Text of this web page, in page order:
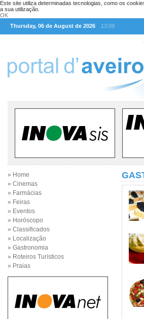
Este site utiliza determinadas tecnologias, como os
a sua utilização.
OK
Thursday, 06 de August de 2026
13:09
» Home
» Cinemas
» Farmácias
» Feiras
» Eventos
» Horóscopo
» Classificados
» Localização
» Gastronomia
» Roteiros Turísticos
» Praias